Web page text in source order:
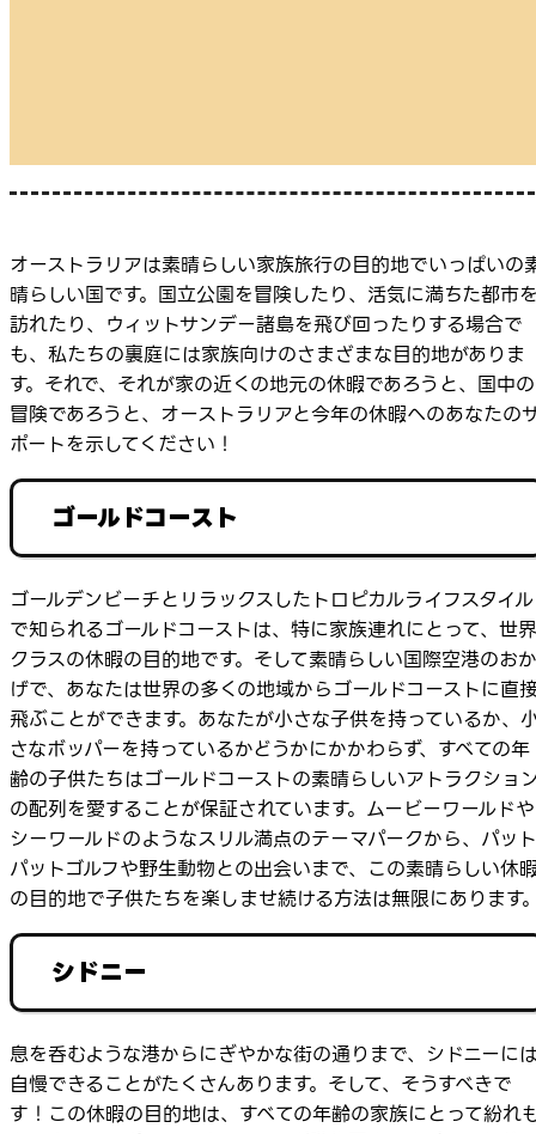
オーストラリアは素晴らしい家族旅行の目的地でいっぱいの
晴らしい国です。国立公園を冒険したり、活気に満ちた都市
訪れたり、ウィットサンデー諸島を飛び回ったりする場合で
も、私たちの裏庭には家族向けのさまざまな目的地がありま
す。それで、それが家の近くの地元の休暇であろうと、国中の
冒険であろうと、オーストラリアと今年の休暇へのあなたの
ポートを示してください！
ゴールドコースト
ゴールデンビーチとリラックスしたトロピカルライフスタイル
で知られるゴールドコーストは、特に家族連れにとって、世界
クラスの休暇の目的地です。そして素晴らしい国際空港のおか
げで、あなたは世界の多くの地域からゴールドコーストに直
飛ぶことができます。あなたが小さな子供を持っているか、
さなボッパーを持っているかどうかにかかわらず、すべての年
齢の子供たちはゴールドコーストの素晴らしいアトラクショ
の配列を愛することが保証されています。ムービーワールドや
シーワールドのようなスリル満点のテーマパークから、パット
パットゴルフや野生動物との出会いまで、この素晴らしい休
の目的地で子供たちを楽しませ続ける方法は無限にあります
シドニー
息を呑むような港からにぎやかな街の通りまで、シドニーに
自慢できることがたくさんあります。そして、そうすべきで
す！この休暇の目的地は、すべての年齢の家族にとって紛れ